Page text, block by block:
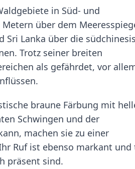
in Süd- und
über dem
Lanka über die
Trotz seiner breiten
als gefährdet, vor
braune Färbung mit
Schwingen und der
machen sie zu einer
Ruf ist ebenso markant
präsent sind.